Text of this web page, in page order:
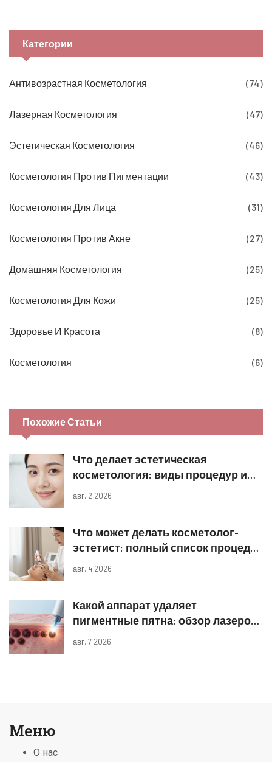
Категории
Антивозрастная Косметология (74)
Лазерная Косметология (47)
Эстетическая Косметология (46)
Косметология Против Пигментации (43)
Косметология Для Лица (31)
Косметология Против Акне (27)
Домашняя Косметология (25)
Косметология Для Кожи (25)
Здоровье И Красота (8)
Косметология (6)
Похожие Статьи
Что делает эстетическая
косметология: виды процедур и
реальные результаты
авг, 2 2026
Что может делать косметолог-
эстетист: полный список процедур
и границы компетенций
авг, 4 2026
Какой аппарат удаляет
пигментные пятна: обзор лазеров
и IPL
авг, 7 2026
Меню
О нас